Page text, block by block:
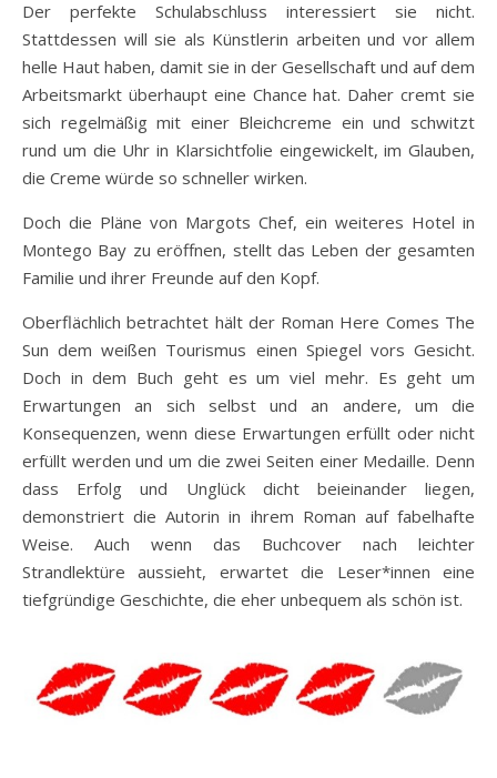
Der perfekte Schulabschluss interessiert sie nicht.
Stattdessen will sie als Künstlerin arbeiten und vor allem
helle Haut haben, damit sie in der Gesellschaft und auf dem
Arbeitsmarkt überhaupt eine Chance hat. Daher cremt sie
sich regelmäßig mit einer Bleichcreme ein und schwitzt
rund um die Uhr in Klarsichtfolie eingewickelt, im Glauben,
die Creme würde so schneller wirken.
Doch die Pläne von Margots Chef, ein weiteres Hotel in
Montego Bay zu eröffnen, stellt das Leben der gesamten
Familie und ihrer Freunde auf den Kopf.
Oberflächlich betrachtet hält der Roman Here Comes The
Sun dem weißen Tourismus einen Spiegel vors Gesicht.
Doch in dem Buch geht es um viel mehr. Es geht um
Erwartungen an sich selbst und an andere, um die
Konsequenzen, wenn diese Erwartungen erfüllt oder nicht
erfüllt werden und um die zwei Seiten einer Medaille. Denn
dass Erfolg und Unglück dicht beieinander liegen,
demonstriert die Autorin in ihrem Roman auf fabelhafte
Weise. Auch wenn das Buchcover nach leichter
Strandlektüre aussieht, erwartet die Leser*innen eine
tiefgründige Geschichte, die eher unbequem als schön ist.